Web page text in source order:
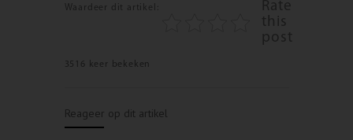
Waardeer dit artikel:
Rate
this
post
3516 keer bekeken
Reageer op dit artikel